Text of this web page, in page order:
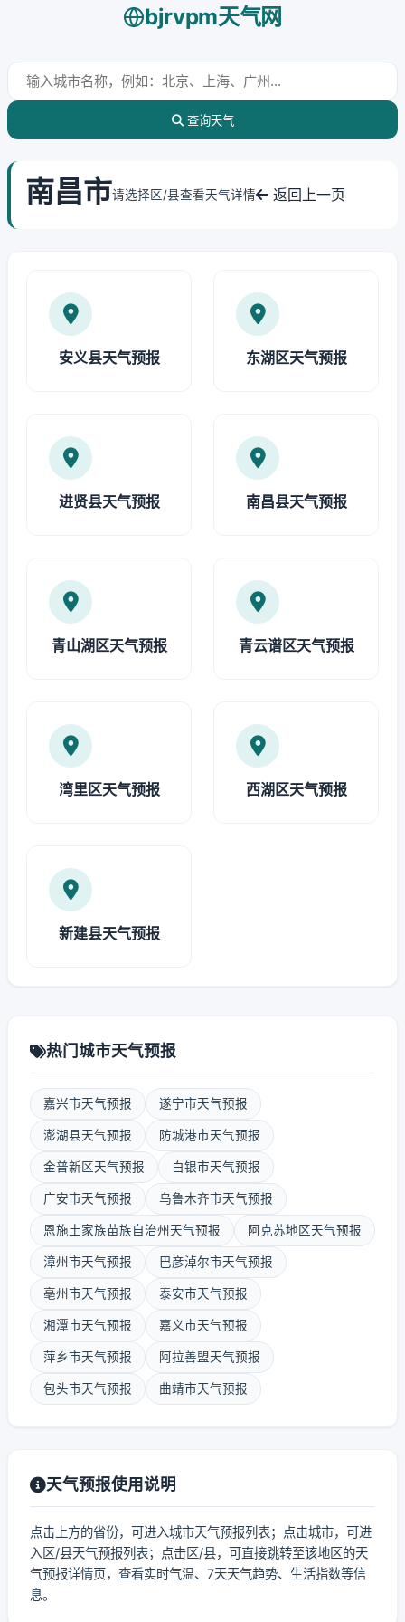
bjrvpm天气网
查询天气
南昌市请选择区/县查看天气详情 返回上一页
安义县天气预报 东湖区天气预报
进贤县天气预报 南昌县天气预报
青山湖区天气预报 青云谱区天气预报
湾里区天气预报 西湖区天气预报
新建县天气预报
热门城市天气预报
嘉兴市天气预报 遂宁市天气预报
澎湖县天气预报 防城港市天气预报
金普新区天气预报 白银市天气预报
广安市天气预报 乌鲁木齐市天气预报
恩施土家族苗族自治州天气预报 阿克苏地区天气预报
漳州市天气预报 巴彦淖尔市天气预报
亳州市天气预报 泰安市天气预报
湘潭市天气预报 嘉义市天气预报
萍乡市天气预报 阿拉善盟天气预报
包头市天气预报 曲靖市天气预报
天气预报使用说明
点击上方的省份，可进入城市天气预报列表；点击城市，可进
入区/县天气预报列表；点击区/县，可直接跳转至该地区的天
气预报详情页，查看实时气温、7天天气趋势、生活指数等信
息。